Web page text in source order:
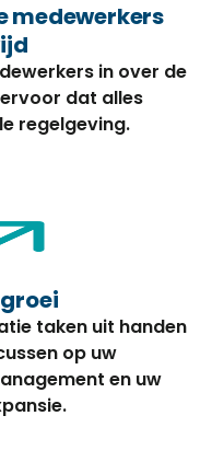
medewerkers
in over de
dat alles
regelgeving.
taken uit handen
op uw
en uw